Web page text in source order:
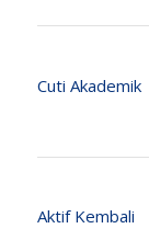
Cuti Akademik
Aktif Kembali